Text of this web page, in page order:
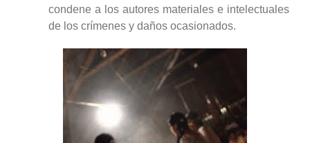
condene a los autores materiales e intelectuales
de los crímenes y daños ocasionados.